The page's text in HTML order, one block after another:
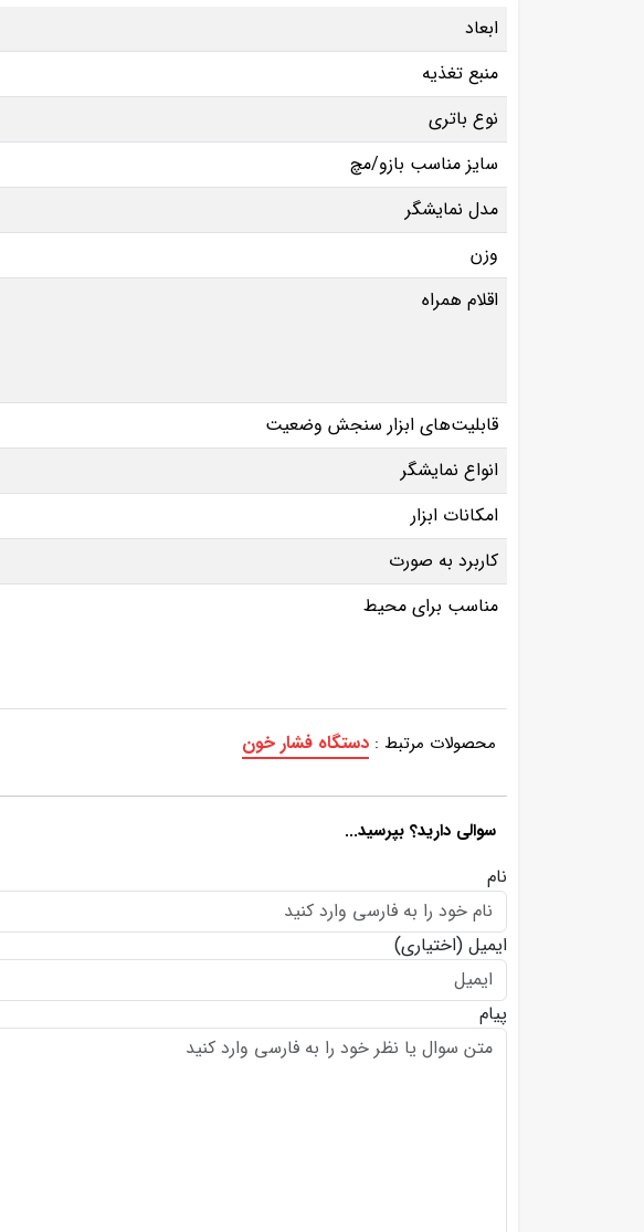
ابعاد
منبع تغذیه
نوع باتری
سایز مناسب بازو/مچ
مدل نمایشگر
وزن
اقلام همراه
قابلیت‌های ابزار سنجش وضعیت
انواع نمایشگر
امکانات ابزار
کاربرد به صورت
مناسب برای محیط
محصولات مرتبط : دستگاه فشار خون
سوالی دارید؟ بپرسید...
نام
ایمیل (اختیاری)
پیام